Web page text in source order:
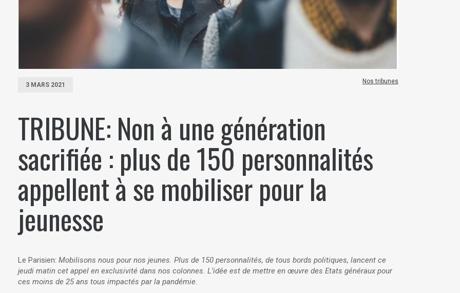
3 MARS 2021 Nos tribunes
TRIBUNE: Non à une génération
sacrifiée : plus de 150 personnalités
appellent à se mobiliser pour la
jeunesse
Le Parisien: Mobilisons nous pour nos jeunes. Plus de 150 personnalités, de tous bords politiques, lancent ce
jeudi matin cet appel en exclusivité dans nos colonnes. L’idée est de mettre en œuvre des Etats généraux pour
ces moins de 25 ans tous impactés par la pandémie.